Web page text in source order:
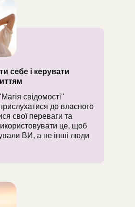
свідомості"
до власного
свої переваги та
це, щоб
ВИ, а не інші люди
себе і керувати